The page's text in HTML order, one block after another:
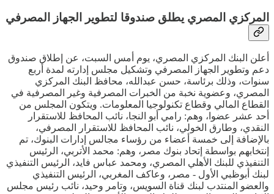
المركزي المصري يطلق صندوقا لتطوير الجهاز المصرفي
أعلن البنك المركزي المصري، يوم أمس السبت، عن إطلاق صندوق
دعم وتطوير الجهاز المصرفي وتشكيل مجلس إدارته لمدة أربع
سنوات، وذلك برئاسة، حسن عبدالله، محافظ البنك المركزي
المصري، وعضوية نخبة من الخبرات المصرفية وغير المصرفية في
القطاع المالي وقطاع تكنولوجيا المعلومات. ويتكون المجلس من
أحد عشر عضوا، وهم: رامي أبو النجا، نائب المحافظ للاستقرار
النقدي، وطارق الخولي، نائب المحافظ للاستقرار المصرفي،
بالإضافة إلى خمسة أعضاء من رؤساء مجالس إدارات البنوك، تم
إنتخابهم بواسطة إتحاد بنوك مصر، وهم: محمد الأتربي، الرئيس
التنفيذي للبنك الأهلي المصري، ومحمد عباس فايد، الرئيس التنفيذي
لبنك أبوظبي الأول - مصر، وعاكف المغربي، الرئيس التنفيذي
والعضو المنتدب لبنك قناة السويس، وتامر وحيد، نائب رئيس مجلس